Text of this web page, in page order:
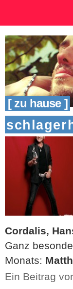
[ zu hause ]
Cordalis,
Ganz
Monats:
Ein Beitrag